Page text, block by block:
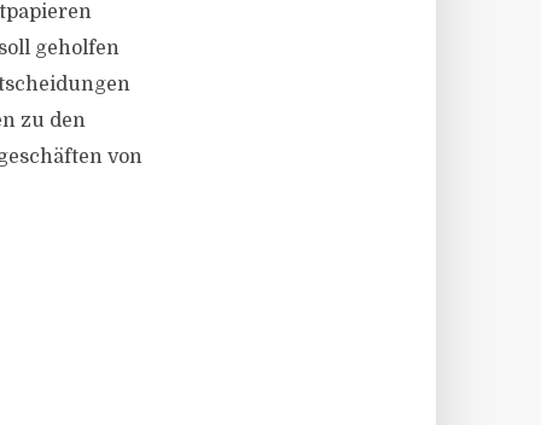
geholfen
zu den
von